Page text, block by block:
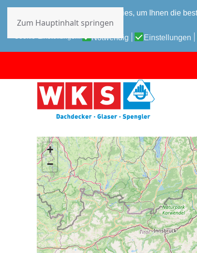
Diese Website verwendet Cookies, um Ihnen die
Datenschutz-Bestimmungen
Notwendig Einstellungen
Zum Hauptinhalt springen
+
−